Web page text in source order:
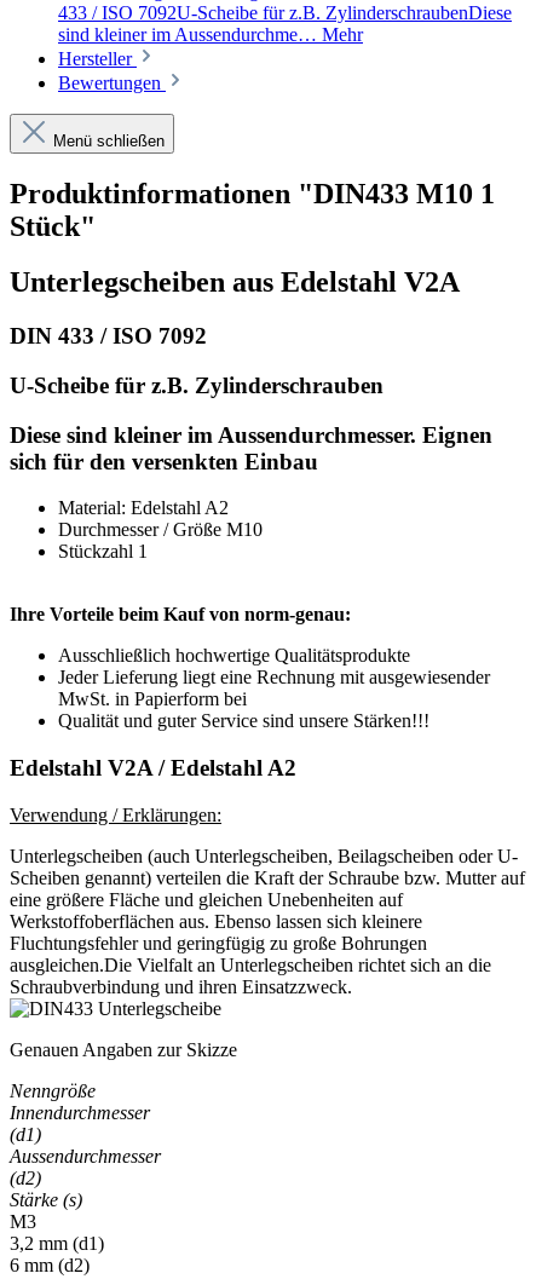
433 / ISO 7092U-Scheibe für z.B. ZylinderschraubenDiese
sind kleiner im Aussendurchme… Mehr
Hersteller
Bewertungen
Menü schließen
Produktinformationen "DIN433 M10 1
Stück"
Unterlegscheiben aus Edelstahl V2A
DIN 433 / ISO 7092
U-Scheibe für z.B. Zylinderschrauben
Diese sind kleiner im Aussendurchmesser. Eignen
sich für den versenkten Einbau
Material: Edelstahl A2
Durchmesser / Größe M10
Stückzahl 1
Ihre Vorteile beim Kauf von norm-genau:
Ausschließlich hochwertige Qualitätsprodukte
Jeder Lieferung liegt eine Rechnung mit ausgewiesender
MwSt. in Papierform bei
Qualität und guter Service sind unsere Stärken!!!
Edelstahl V2A / Edelstahl A2
Verwendung / Erklärungen:
Unterlegscheiben (auch Unterlegscheiben, Beilagscheiben oder U-
Scheiben genannt) verteilen die Kraft der Schraube bzw. Mutter auf
eine größere Fläche und gleichen Unebenheiten auf
Werkstoffoberflächen aus. Ebenso lassen sich kleinere
Fluchtungsfehler und geringfügig zu große Bohrungen
ausgleichen.Die Vielfalt an Unterlegscheiben richtet sich an die
Schraubverbindung und ihren Einsatzzweck.
Genauen Angaben zur Skizze
Nenngröße
Innendurchmesser
(d1)
Aussendurchmesser
(d2)
Stärke (s)
M3
3,2 mm (d1)
6 mm (d2)